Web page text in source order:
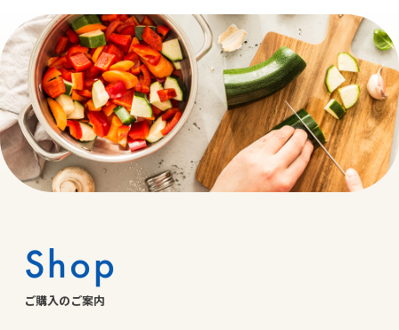
Shop
ご購入のご案内